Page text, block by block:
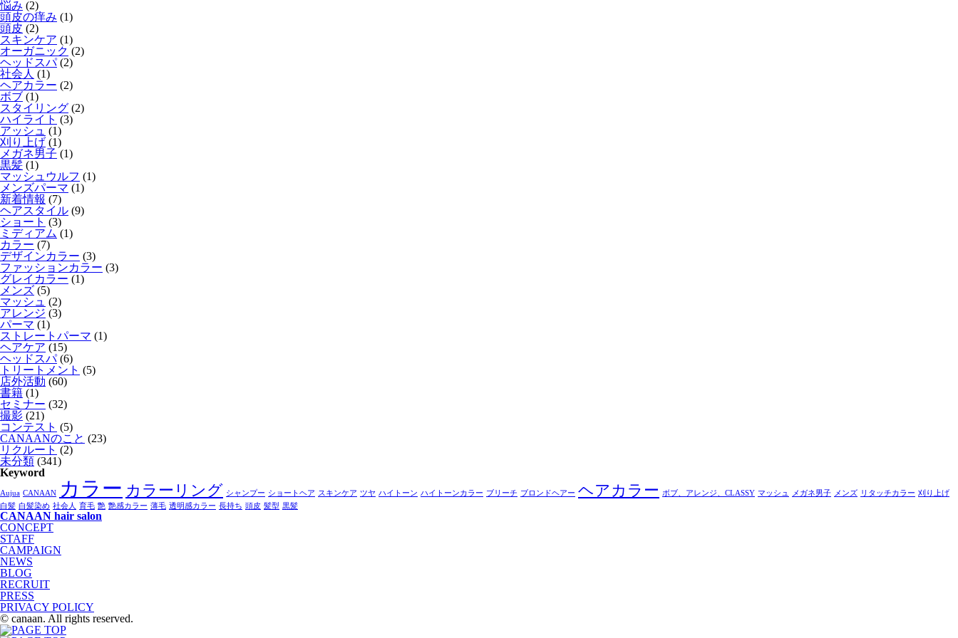
悩み (2)
頭皮の痒み (1)
頭皮 (2)
スキンケア (1)
オーガニック (2)
ヘッドスパ(2)
社会人 (1)
ヘアカラー (2)
ボブ (1)
スタイリング (2)
ハイライト (3)
アッシュ (1)
刈り上げ (1)
メガネ男子 (1)
黒髪 (1)
マッシュウルフ (1)
メンズパーマ (1)
新着情報 (7)
ヘアスタイル (9)
ショート (3)
ミディアム (1)
カラー (7)
デザインカラー (3)
ファッションカラー (3)
グレイカラー (1)
メンズ (5)
マッシュ (2)
アレンジ (3)
パーマ (1)
ストレートパーマ (1)
ヘアケア (15)
ヘッドスパ(6)
トリートメント (5)
店外活動 (60)
書籍 (1)
セミナー (32)
撮影 (21)
コンテスト (5)
CANAANのこと (23)
リクルート (2)
未分類 (341)
Keyword
Aujua CANAAN カラー カラーリング シャンプー ショートヘア スキンケア ツヤ ハイトーン ハイトーンカラー ブリーチ ブロンドヘアー ヘアカラー ボブ、アレンジ、CLASSY マッシュ メガネ男子 メンズ リタッチカラー 刈り上げ
白髪 白髪染め 社会人 育毛 艶 艶感カラー 薄毛 透明感カラー 長持ち 頭皮 髪型 黒髪
CANAAN hair salon
CONCEPT
STAFF
CAMPAIGN
NEWS
BLOG
RECRUIT
PRESS
PRIVACY POLICY
© canaan. All rights reserved.